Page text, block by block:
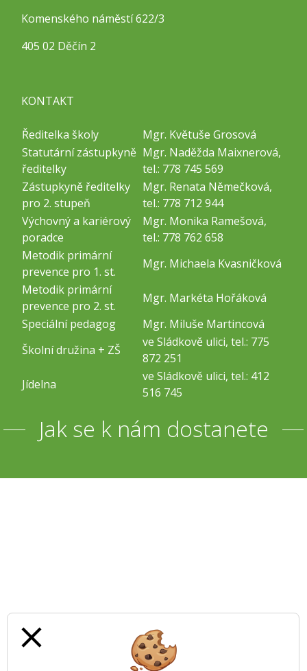
Komenského náměstí 622/3
405 02 Děčín 2
KONTAKT
Ředitelka školy
Mgr. Květuše Grosová
Statutární zástupkyně
ředitelky
Mgr. Naděžda Maixnerová,
tel.: 778 745 569
Zástupkyně ředitelky
pro 2. stupeň
Mgr. Renata Němečková,
tel.: 778 712 944
Výchovný a kariérový
poradce
Mgr. Monika Ramešová,
tel.: 778 762 658
Metodik primární
prevence pro 1. st.
Mgr. Michaela Kvasničková
Metodik primární
prevence pro 2. st.
Mgr. Markéta Hořáková
Speciální pedagog
Mgr. Miluše Martincová
Školní družina + ZŠ
ve Sládkově ulici, tel.: 775
872 251
Jídelna
ve Sládkově ulici, tel.: 412
516 745
Jak se k nám dostanete
close